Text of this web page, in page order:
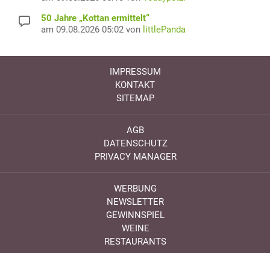
50 Jahre „Kottan ermittelt“
am 09.08.2026 05:02 von littlePanda
IMPRESSUM
KONTAKT
SITEMAP
AGB
DATENSCHUTZ
PRIVACY MANAGER
WERBUNG
NEWSLETTER
GEWINNSPIEL
WEINE
RESTAURANTS